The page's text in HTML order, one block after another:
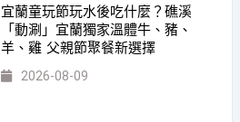
宜蘭童玩節玩水後吃什麼？礁溪
「動涮」宜蘭獨家溫體牛、豬、
羊、雞 父親節聚餐新選擇
2026-08-09